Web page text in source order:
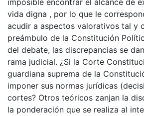
imposible encontrar el alcance de
vida digna , por lo que le
acudir a aspectos valorativos tal y
preámbulo de la Constitución
del debate, las discrepancias se
rama judicial. ¿Si la Corte
guardiana suprema de la
imponer sus normas jurídicas
cortes? Otros teóricos zanjan la
la ponderación que se realiza al